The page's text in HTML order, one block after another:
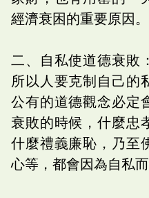
經濟衰困的重要原因。
二、自私使道德衰敗
所以人要克制自己的
公有的道德觀念必定
衰敗的時候，什麼忠
什麼禮義廉恥，乃至
心等，都會因為自私